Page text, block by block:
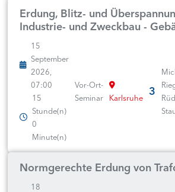
Erdung, Blitz- und
Industrie- und Zweckbau -
15
September
2026,
07:00
15
Stunde(n)
0
Minute(n)
Vor-Ort-
Seminar
Karlsruhe 3
Normgerechte Erdung von
18